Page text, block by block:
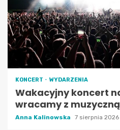
KONCERT WYDARZENIA
Wakacyjny koncert
wracamy z
Anna Kalinowska 7 sierpnia 2026